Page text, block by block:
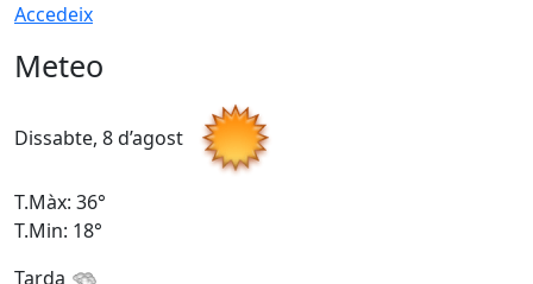
Accedeix
Meteo
Dissabte, 8 d’agost
T.Màx: 36°
T.Min: 18°
Tarda